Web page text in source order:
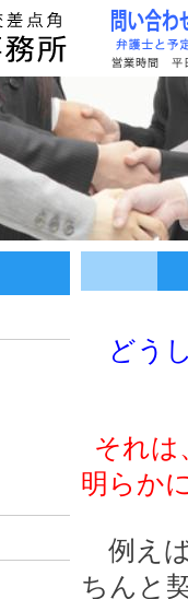
どう
それは
明らか
例えば
ちんと